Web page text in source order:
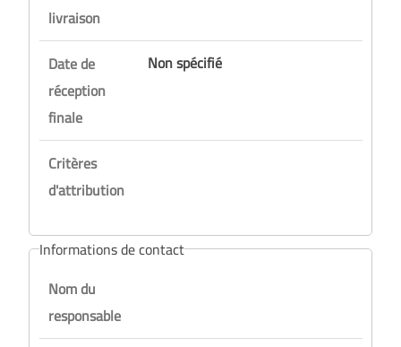
livraison
Date de
réception
finale
Non spécifié
Critères
d'attribution
Informations de contact
Nom du
responsable